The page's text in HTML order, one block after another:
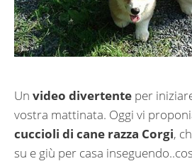
Un video divertente per
vostra mattinata. Oggi vi
cuccioli di cane razza Corgi,
su e giù per casa